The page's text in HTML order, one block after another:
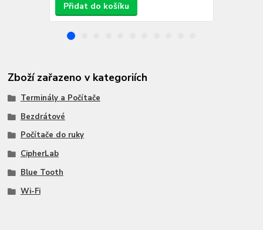
Přidat do košíku
Zboží zařazeno v kategoriích
Terminály a Počítače
Bezdrátové
Počítače do ruky
CipherLab
Blue Tooth
Wi-Fi